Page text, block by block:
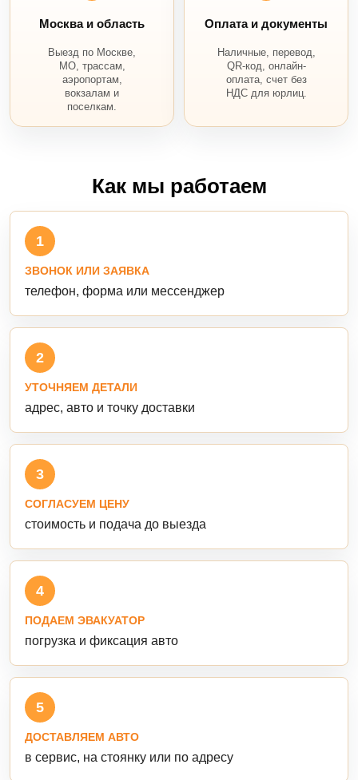
Москва и область
Выезд по Москве,
МО, трассам,
аэропортам,
вокзалам и
поселкам.
Оплата и документы
Наличные, перевод,
QR-код, онлайн-
оплата, счет без
НДС для юрлиц.
Как мы работаем
1
ЗВОНОК ИЛИ ЗАЯВКА
телефон, форма или мессенджер
2
УТОЧНЯЕМ ДЕТАЛИ
адрес, авто и точку доставки
3
СОГЛАСУЕМ ЦЕНУ
стоимость и подача до выезда
4
ПОДАЕМ ЭВАКУАТОР
погрузка и фиксация авто
5
ДОСТАВЛЯЕМ АВТО
в сервис, на стоянку или по адресу